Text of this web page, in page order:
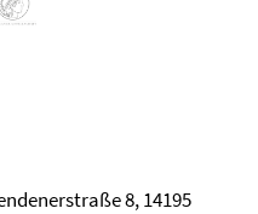
8, 14195